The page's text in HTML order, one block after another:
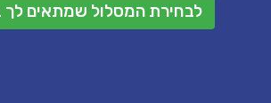
לבחירת המסלול שמתאים לך